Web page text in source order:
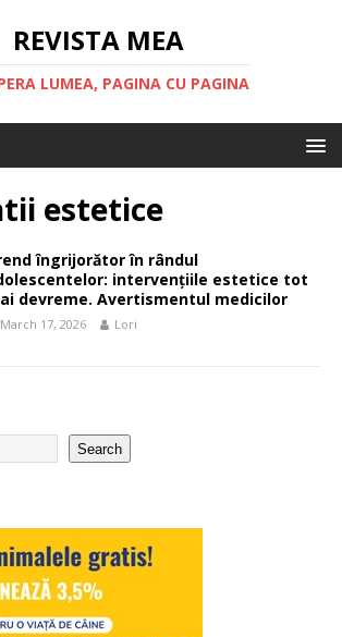
REVISTA MEA
LUMEA, PAGINA CU PAGINA
estetice
îngrijorător în rândul
intervențiile estetice tot
devreme. Avertismentul medicilor
March 17, 2026 Lori
Search